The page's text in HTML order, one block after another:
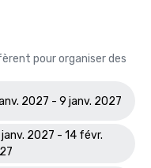
pour organiser des
2027 - 9 janv. 2027
2027 - 14 févr.